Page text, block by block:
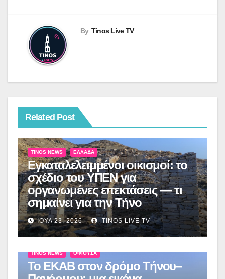
By Tinos Live TV
Related Post
TINOS NEWS ΕΛΛΆΔΑ
Εγκαταλελειμμένοι οικισμοί: το
σχέδιο του ΥΠΕΝ για
οργανωμένες επεκτάσεις — τι
σημαίνει για την Τήνο
ΙΟΎΛ 23, 2026 TINOS LIVE TV
TINOS NEWS ΟΦΙΟΎΣΑ
Το ΕΚΑΒ στον δρόμο Τήνου–